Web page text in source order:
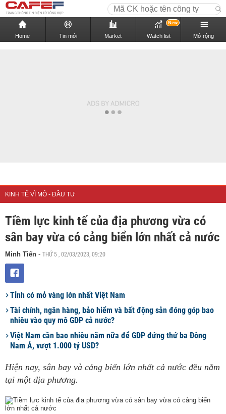
Home Tin mới Market Watch list
New
Mở rộng
KINH TẾ VĨ MÔ - ĐẦU TƯ
Tiềm lực kinh tế của địa phương vừa có
sân bay vừa có cảng biển lớn nhất cả nước
Minh Tiến - THỨ 5 , 02/03/2023, 09:20
Tỉnh có mỏ vàng lớn nhất Việt Nam
Tài chính, ngân hàng, bảo hiểm và bất động sản đóng góp bao
nhiêu vào quy mô GDP cả nước?
Việt Nam cần bao nhiêu năm nữa để GDP đứng thứ ba Đông
Nam Á, vượt 1.000 tỷ USD?
Hiện nay, sân bay và cảng biển lớn nhất cả nước đều nằm
tại một địa phương.